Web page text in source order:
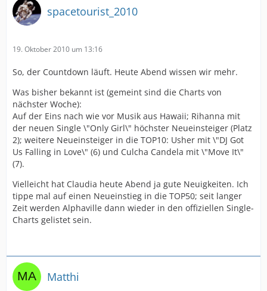
spacetourist_2010
19. Oktober 2010 um 13:16
So, der Countdown läuft. Heute Abend wissen wir mehr.
Was bisher bekannt ist (gemeint sind die Charts von
nächster Woche):
Auf der Eins nach wie vor Musik aus Hawaii; Rihanna mit
der neuen Single \"Only Girl\" höchster Neueinsteiger (Platz
2); weitere Neueinsteiger in die TOP10: Usher mit \"DJ Got
Us Falling in Love\" (6) und Culcha Candela mit \"Move It\"
(7).
Vielleicht hat Claudia heute Abend ja gute Neuigkeiten. Ich
tippe mal auf einen Neueinstieg in die TOP50; seit langer
Zeit werden Alphaville dann wieder in den offiziellen Single-
Charts gelistet sein.
Matthi